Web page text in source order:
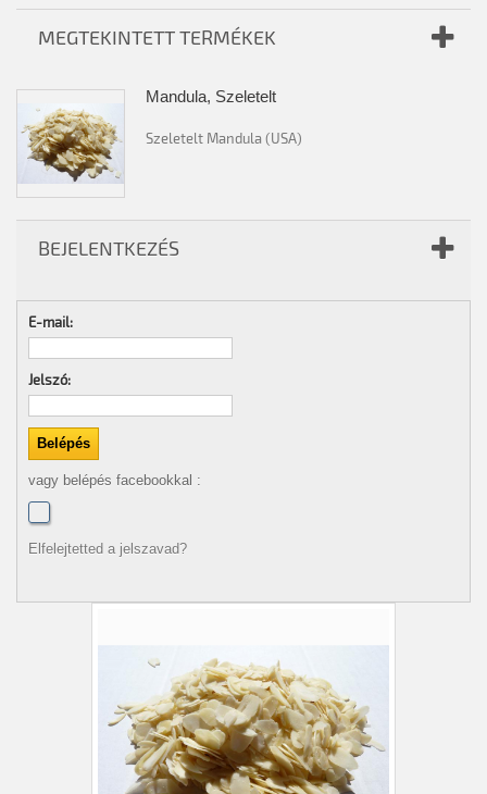
MEGTEKINTETT TERMÉKEK
Mandula, Szeletelt
Szeletelt Mandula (USA)
BEJELENTKEZÉS
E-mail:
Jelszó:
vagy belépés facebookkal :
Elfelejtetted a jelszavad?